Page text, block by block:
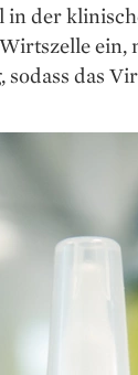
der
das